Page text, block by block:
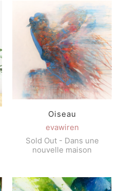
Oiseau
evawiren
Sold Out - Dans une
nouvelle maison